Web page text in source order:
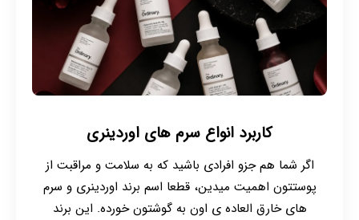
کاربرد انواع سرم های اوردینری
اگر شما هم جزو افرادی باشید که به سلامت و مراقبت از
پوستتون اهمیت میدین، قطعا اسم برند اوردینری و سرم
های خارق العاده ی اون به گوشتون خورده. این برند